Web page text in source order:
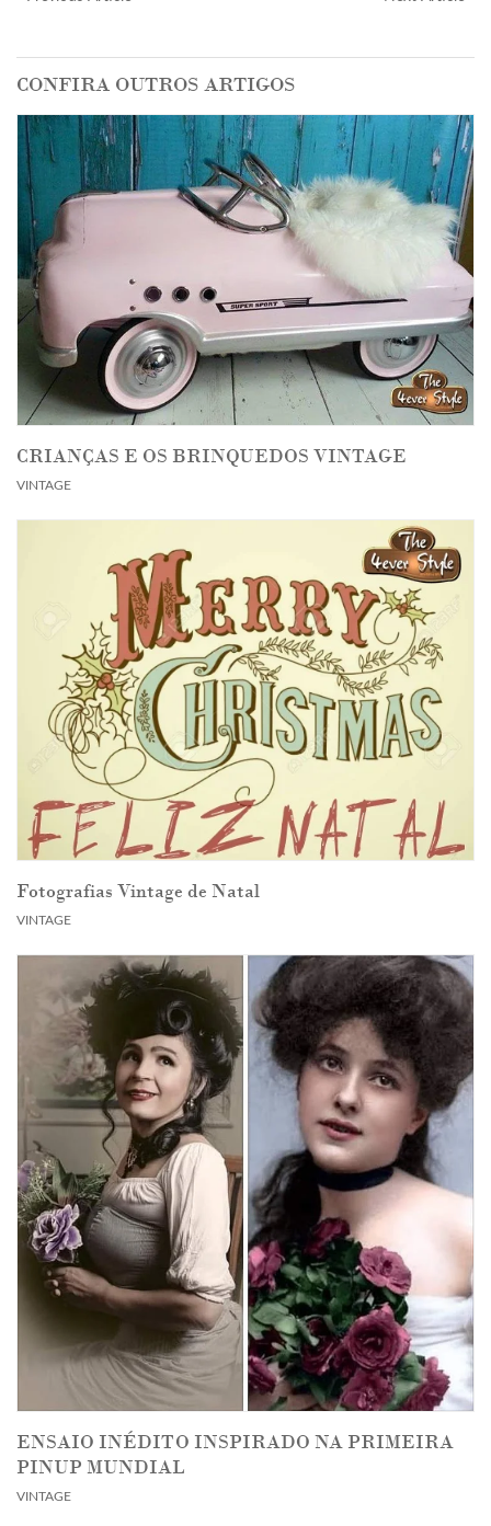
CONFIRA OUTROS ARTIGOS
CRIANÇAS E OS BRINQUEDOS VINTAGE
VINTAGE
Fotografias Vintage de Natal
VINTAGE
ENSAIO INÉDITO INSPIRADO NA PRIMEIRA
PINUP MUNDIAL
VINTAGE